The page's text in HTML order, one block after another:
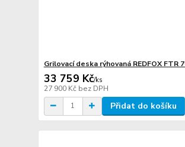
Grilovací deska rýhovaná REDFOX FTR
33 759 Kč/ks
27 900 Kč bez DPH
Přidat do košíku